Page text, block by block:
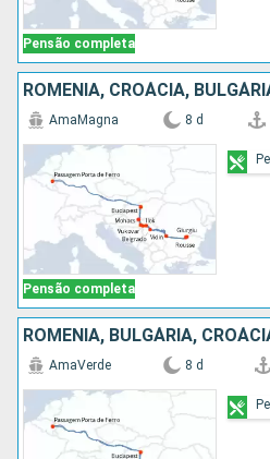
Pensão completa
ROMÊNIA, CROÁCIA,
Pensão completa
AmaMagna 8 d
ROMÊNIA, BULGÁRIA,
AmaVerde 8 d